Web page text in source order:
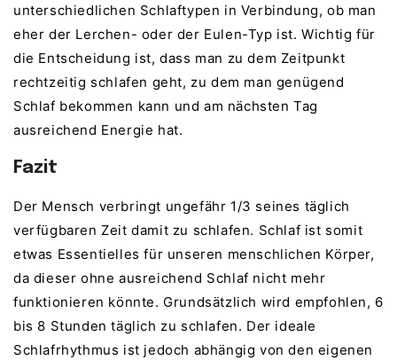
unterschiedlichen Schlaftypen in Verbindung, ob man
eher der Lerchen- oder der Eulen-Typ ist. Wichtig für
die Entscheidung ist, dass man zu dem Zeitpunkt
rechtzeitig schlafen geht, zu dem man genügend
Schlaf bekommen kann und am nächsten Tag
ausreichend Energie hat.
Fazit
Der Mensch verbringt ungefähr 1/3 seines täglich
verfügbaren Zeit damit zu schlafen. Schlaf ist somit
etwas Essentielles für unseren menschlichen Körper,
da dieser ohne ausreichend Schlaf nicht mehr
funktionieren könnte. Grundsätzlich wird empfohlen, 6
bis 8 Stunden täglich zu schlafen. Der ideale
Schlafrhythmus ist jedoch abhängig von den eigenen